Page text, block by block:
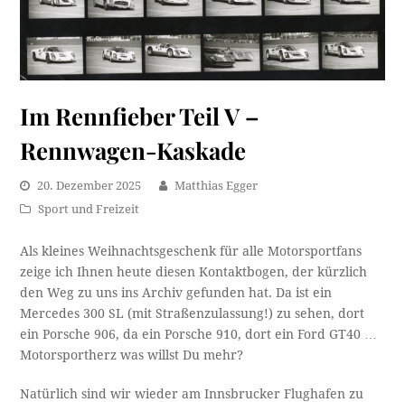
Im Rennfieber Teil V –
Rennwagen-Kaskade
20. Dezember 2025
Matthias Egger
Sport und Freizeit
Als kleines Weihnachtsgeschenk für alle Motorsportfans
zeige ich Ihnen heute diesen Kontaktbogen, der kürzlich
den Weg zu uns ins Archiv gefunden hat. Da ist ein
Mercedes 300 SL (mit Straßenzulassung!) zu sehen, dort
ein Porsche 906, da ein Porsche 910, dort ein Ford GT40 …
Motorsportherz was willst Du mehr?
Natürlich sind wir wieder am Innsbrucker Flughafen zu